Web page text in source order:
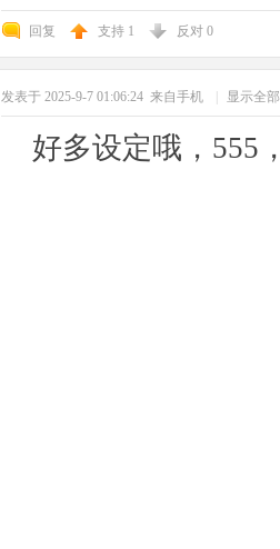
回复 支持 1 反对 0
发表于 2025-9-7 01:06:24 来自手机 显示全
好多设定哦，555